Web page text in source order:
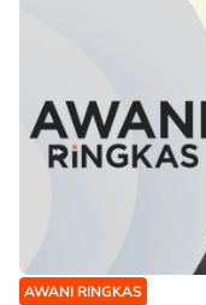
AWANI RINGKAS